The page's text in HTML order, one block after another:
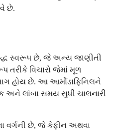
છે.
સ્વરૂપ છે, જે અન્ય જાણીતી
તરીકે વિચારો જેમાં મૂળ
હોય છે. આ આર્મોડાફિનિલને
અને લાંબા સમય સુધી ચાલનારી
વર્ગની છે, જે કેફીન અથવા